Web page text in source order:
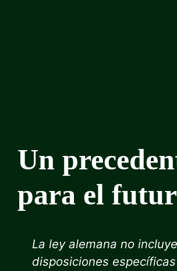
Un
para el
La ley alemana no incluye
disposiciones